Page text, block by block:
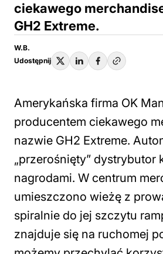
ciekawego
GH2 Extreme.
W.B.
Udostępnij
Amerykańska firma OK
producentem ciekawego
nazwie GH2 Extreme.
„przerośnięty” dystrybutor
nagrodami. W centrum
umieszczono wieżę z
spiralnie do jej szczytu
znajduje się na ruchomej